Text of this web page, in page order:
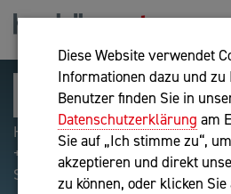
Diese Website verwendet
Informationen dazu und
Benutzer finden Sie in
Datenschutzerklärung am
Sie auf „Ich stimme zu“,
akzeptieren und direkt
zu können, oder klicken Sie
Hilfreiche Suchparameter: Begriff
+webshop, Begriff ausschließen: -
Suchbegriff: "internet of things"